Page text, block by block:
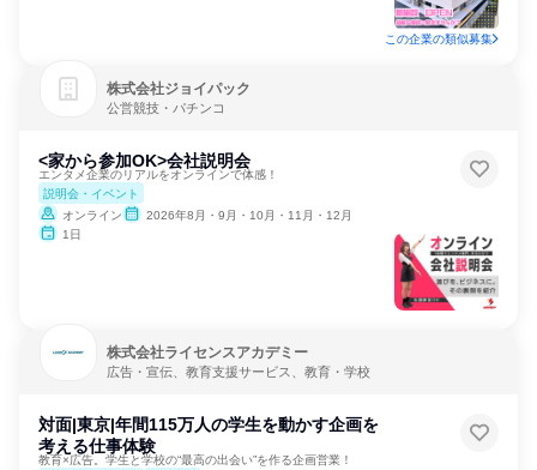
この企業の類似募集
株式会社ジョイパック
公営競技・パチンコ
<家から参加OK>会社説明会
エンタメ企業のリアルをオンラインで体感！
説明会・イベント
オンライン
2026年8月・9月・10月・11月・12月
1日
株式会社ライセンスアカデミー
広告・宣伝、教育支援サービス、教育・学校
対面|東京|年間115万人の学生を動かす企画を
考える仕事体験
教育×広告。学生と学校の“最高の出会い”を作る企画営業！